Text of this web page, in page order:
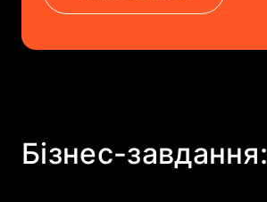
Бізнес-завдання: